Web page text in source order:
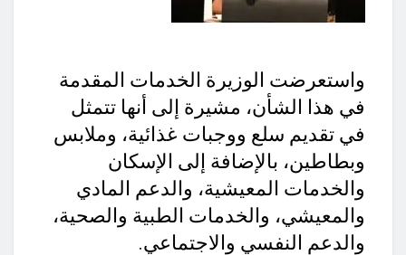
واستعرضت الوزيرة الخدمات المقدمة
في هذا الشأن، مشيرة إلى أنها تتمثل
في تقديم سلع ووجبات غذائية، وملابس
وبطاطين، بالإضافة إلى الإسكان
والخدمات المعيشية، والدعم المادي
والمعيشي، والخدمات الطبية والصحية،
والدعم النفسي والاجتماعي.